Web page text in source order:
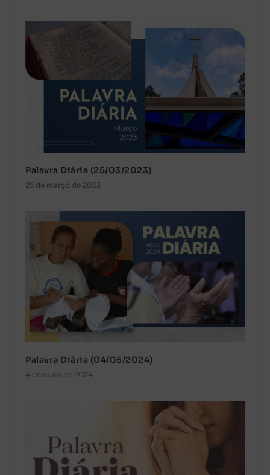
Palavra Diária (25/03/2023)
25 de março de 2023
Palavra Diária (04/05/2024)
4 de maio de 2024